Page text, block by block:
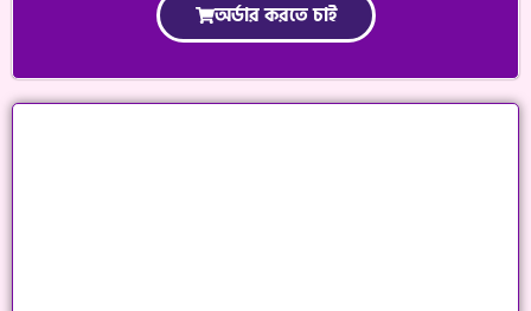
অর্ডার করতে চাই